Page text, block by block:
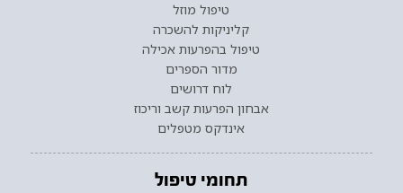
טיפול מוזל
קליניקות להשכרה
טיפול בהפרעות אכילה
מדור הספרים
לוח דרושים
אבחון הפרעות קשב וריכוז
אינדקס מטפלים
תחומי טיפול